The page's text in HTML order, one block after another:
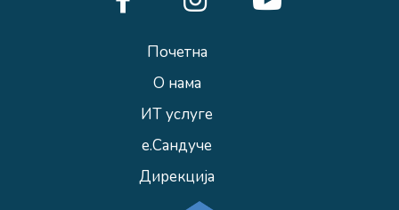
Почетна
О нама
ИТ услуге
е.Сандуче
Дирекција